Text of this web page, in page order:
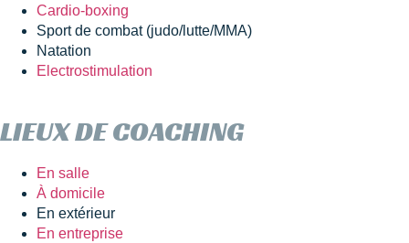
Cardio-boxing
Sport de combat (judo/lutte/MMA)
Natation
Electrostimulation
LIEUX DE COACHING
En salle
À domicile
En extérieur
En entreprise